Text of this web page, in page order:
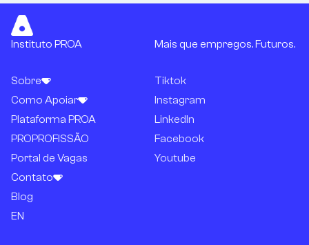
Instituto PROA Mais que empregos. Futuros.
Sobre
Como Apoiar
Plataforma PROA
PROPROFISSÃO
Portal de Vagas
Contato
Blog
EN
Tiktok
Instagram
LinkedIn
Facebook
Youtube